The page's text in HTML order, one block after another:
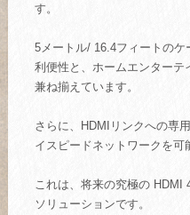
す。
5メートル/ 16.4フィートの
利便性と、ホームエンターテ
兼ね揃えています。
さらに、HDMIリンクへの専
イスピードネットワークを可
これは、将来の究極の HDMI
ソリューションです。